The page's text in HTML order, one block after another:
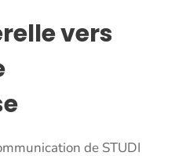
vers
de STUDI